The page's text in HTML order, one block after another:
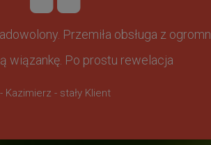
Przemiła obsługa z
wiązankę. Po prostu rewelacja
- Kazimierz - stały Klient